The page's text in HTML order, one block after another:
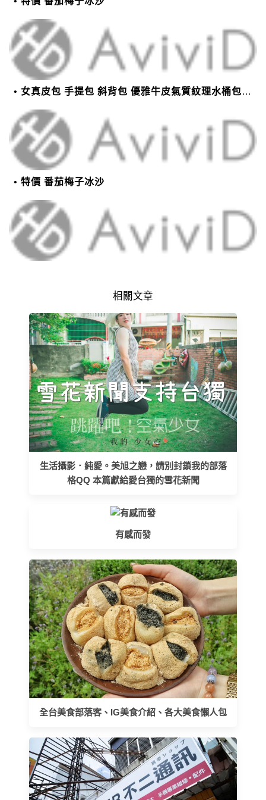
女真皮包 手提包 斜背包 優雅牛皮氣質紋理水桶包(2色)【XBO7950112】＊艾美時尚(現+預)
特價 番茄梅子冰沙
相關文章
生活攝影．純愛。美旭之戀，請別封鎖我的部落
格QQ 本篇獻給愛台獨的雪花新聞
有感而發
全台美食部落客、IG美食介紹、各大美食懶人包